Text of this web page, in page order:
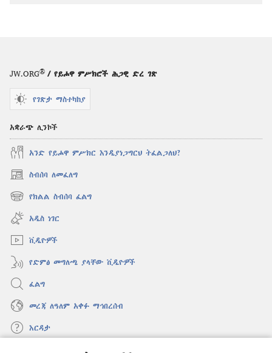
JW.ORG® / የይሖዋ ምሥክሮች ሕጋዊ ድረ ገጽ
የገጽታ ማስተካከያ
አቋራጭ ሊንኮች
አንድ የይሖዋ ምሥክር እንዲያነጋግርህ ትፈልጋለህ?
ስብሰባ ለመፈለግ
(አዲስ
ዊንዶው
ክፈት)
የክልል ስብሰባ ፈልግ
(አዲስ
ዊንዶው
ክፈት)
አዲስ ነገር
ቪዲዮዎች
የድምፅ መግለጫ ያላቸው ቪዲዮዎች
ፈልግ
መረጃ ለዓለም አቀፉ ማኅበረሰብ
እርዳታ